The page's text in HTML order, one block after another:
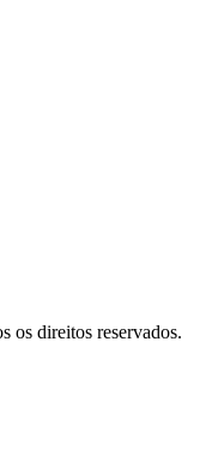
os direitos reservados.